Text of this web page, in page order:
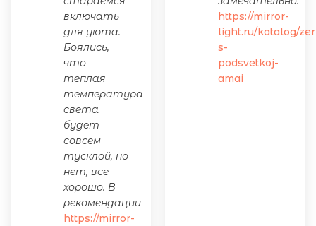
включать
для уюта.
Боялись,
что
теплая
температура
света
будет
совсем
тусклой, но
нет, все
хорошо. В
рекомендации
https://mirror-
https://mirror-
light.ru/katalog/
s-
podsvetkoj-
amai